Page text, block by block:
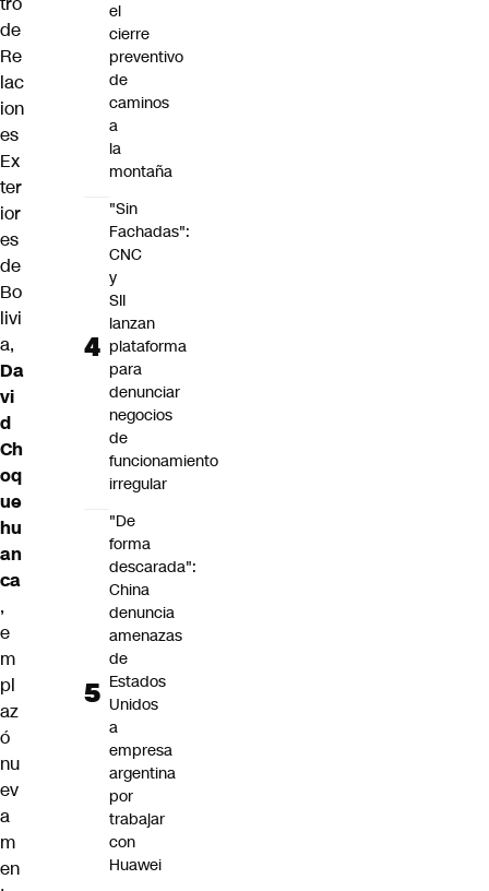
de
Re
lac
ion
es
Ex
ter
ior
es
de
Bo
livi
a,
Da
vi
d
Ch
oq
ue
hu
an
ca
,
e
m
pl
az
ó
nu
ev
a
m
en
el
cierre
preventivo
de
caminos
a
la
montaña
"Sin
Fachadas":
CNC
y
SII
lanzan
plataforma
para
denunciar
negocios
de
funcionamiento
irregular
"De
forma
descarada":
China
denuncia
amenazas
de
Estados
Unidos
a
empresa
argentina
por
trabajar
con
Huawei